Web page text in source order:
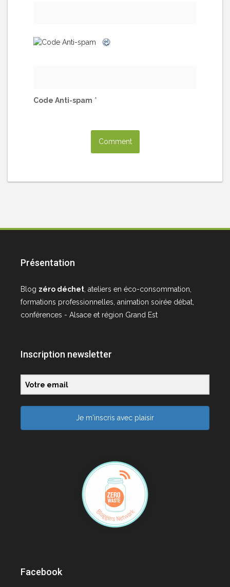
Code Anti-spam *
Présentation
Blog zéro déchet, ateliers en éco-consommation,
formations professionnelles, animation soirée débat,
conférences - Alsace et région Grand Est
Inscription newsletter
Je m'inscris avec plaisir
Facebook